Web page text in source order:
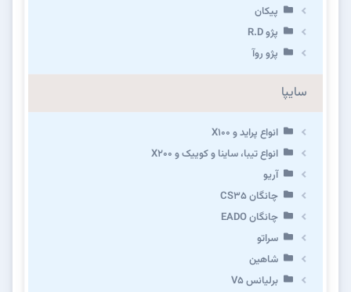
پیکان
پژو R.D
پژو روآ
سایپا
انواع پراید و X100
انواع تیبا، ساینا و کوییک و X200
آریو
چانگان CS35
چانگان EADO
سراتو
شاهین
برلیانس V5